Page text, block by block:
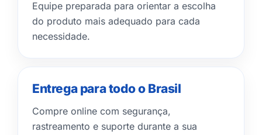
Equipe preparada para orientar a escolha
do produto mais adequado para cada
necessidade.
Entrega para todo o Brasil
Compre online com segurança,
rastreamento e suporte durante a sua